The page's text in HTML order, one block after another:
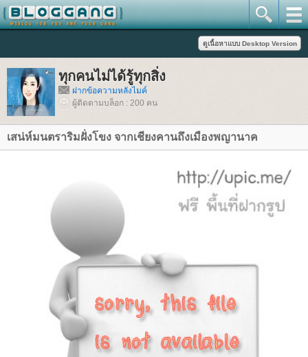
ทุกคนไม่ได้รู้ทุกสิ่ง
ฝากข้อความหลังไมค์
ผู้ติดตามบล็อก : 200 คน
เสน่ห์มนตราริมฝั่งโขง จากเชียงคานถึงเมืองพญานาค